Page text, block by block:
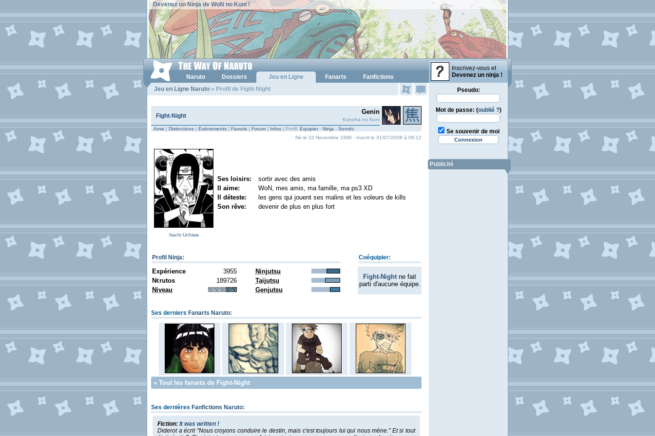
Devenez un Ninja de WoN no Kuni !
Inscrivez-vous et
Devenez un ninja !
Naruto Dossiers Jeu en Ligne Fanarts
Fanfictions
Jeu en Ligne Naruto » Profil de Fight-Night
Fight-Night
Genin
Konoha no Kuni
Amis | Distinctions | Evènements | Favoris | Forum | Infos | Profil: Equipier- Ninja - Senshi
Né le 22 Novembre 1996 - Inscrit le 31/07/2008 à 08:12
Itachi Uchiwa
Ses loisirs:
sortir avec des amis
Il aime:
WoN, mes amis, ma famille, ma ps3 XD
Il déteste:
les gens qui jouent ses malins et les voleurs de kills
Son rêve:
devenir de plus en plus fort
Profil Ninja: Coéquipier:
Expérience 3955 Ninjutsu
Fight-Nightne fait
parti d'aucune équipe.
N€rutos 189726
Taijutsu
Niveau
Genjutsu
Ses derniers Fanarts Naruto:
» Tout les fanarts de Fight-Night
Ses dernières Fanfictions Naruto:
Fiction: It was written !
Diderot a écrit "Nous croyons conduire le destin, mais c'est toujours lui qui nous mène." Et si tout
Pseudo:
Mot de passe: (oublié ?)
Se souvenir de moi
Publicité